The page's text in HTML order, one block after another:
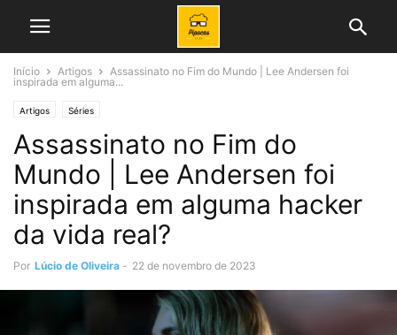
Início Artigos
Assassinato no Fim do Mundo | Lee Andersen foi
inspirada em alguma...
Artigos Séries
Assassinato no Fim do
Mundo | Lee Andersen foi
inspirada em alguma hacker
da vida real?
Por Lúcio de Oliveira - 22 de novembro de 2023